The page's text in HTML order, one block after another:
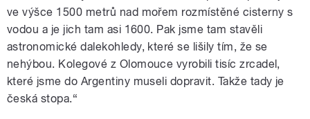
ve výšce 1500 metrů nad mořem rozmístěné cisterny s
vodou a je jich tam asi 1600. Pak jsme tam stavěli
astronomické dalekohledy, které se lišily tím, že se
nehýbou. Kolegové z Olomouce vyrobili tisíc zrcadel,
které jsme do Argentiny museli dopravit. Takže tady je
česká stopa.“